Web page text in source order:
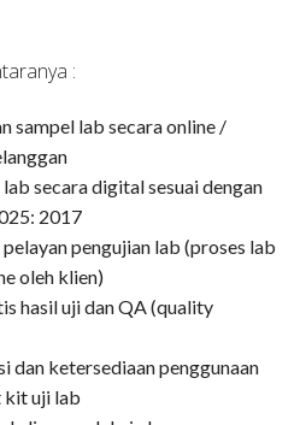
:
sampel lab secara online /
secara digital sesuai dengan
2017
pengujian lab (proses lab
oleh klien)
hasil uji dan QA (quality
dan ketersediaan penggunaan
kit uji lab